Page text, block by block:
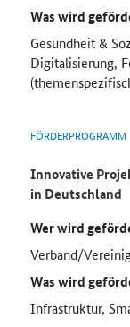
Was wird
Gesundheit &
Digitalisierung,
FÖRDERPROGRAMM
Innovative
in Deutschland
Wer wird
Verband/
Was wird
Infrastruktur,